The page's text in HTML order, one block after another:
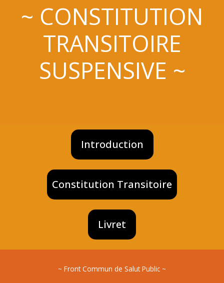
~ CONSTITUTION
TRANSITOIRE
SUSPENSIVE ~
Introduction
Constitution Transitoire
Livret
~ Front Commun de Salut Public ~